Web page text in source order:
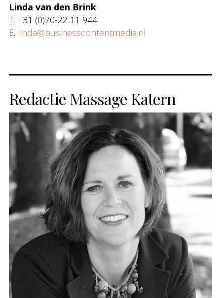
Linda van den Brink
T. +31 (0)70-22 11 944
E. linda@businesscontentmedia.nl
Redactie Massage Katern